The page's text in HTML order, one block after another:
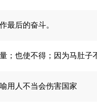
最后的奋斗。
也使不得；因为马肚子
用人不当会伤害国家